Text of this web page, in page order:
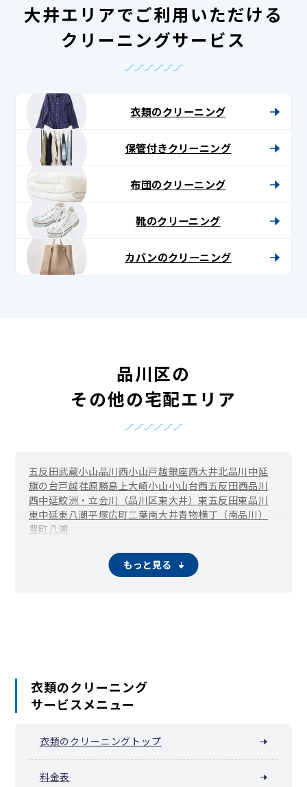
大井エリアでご利用いただける
クリーニングサービス
衣類のクリーニング
保管付きクリーニング
布団のクリーニング
靴のクリーニング
カバンのクリーニング
品川区の
その他の宅配エリア
五反田武蔵小山品川 西小山戸越銀座西大井北品川 中延
旗の台戸越荏原勝島上大崎小山小山台西五反田西品川
西中延鮫洲・立会川（品川区東大井）東五反田東品川
東中延東八潮平塚広町二葉南大井青物横丁（南品川）
豊町八潮
もっと見る
衣類のクリーニング
サービスメニュー
衣類のクリーニングトップ
料金表